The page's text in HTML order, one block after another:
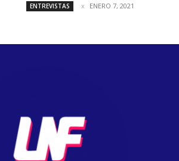
ENTREVISTAS ENERO 7, 2021